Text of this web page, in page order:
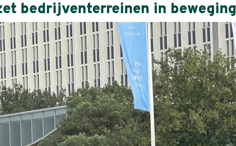
bedrijventerreinen in beweging